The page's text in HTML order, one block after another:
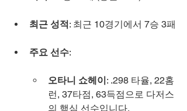
최근 성적: 최근 10경기에서 7승 3패
주요 선수:
오타니 쇼헤이: .298 타율, 22홈
런, 37타점, 63득점으로 다저스
의 핵심 선수입니다.